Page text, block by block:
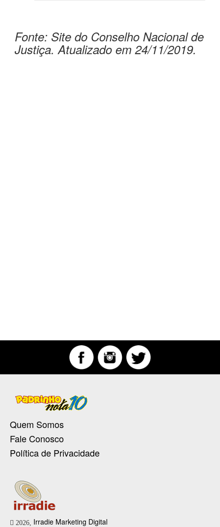
Fonte: Site do Conselho Nacional de
Justiça. Atualizado em 24/11/2019.
Quem Somos
Fale Conosco
Política de Privacidade
2026, Irradie Marketing Digital